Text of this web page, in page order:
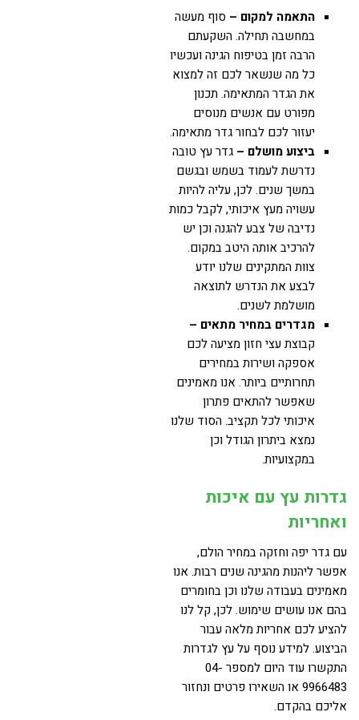
התאמה למקום – סוף מעשה
במחשבה תחילה. השקעתם
הרבה זמן בטיפוח הגינה ועכשיו
כל מה שנשאר לכם זה למצוא
את הגדר המתאימה. תכנון
מפורט עם אנשים מנוסים
יעזור לכם לבחור גדר מתאימה.
ביצוע מושלם – גדר עץ טובה
נדרשת לעמוד בשמש ובגשם
במשך שנים. לכן, עליה להיות
עשויה מעץ איכותי, לקבל כמות
נדיבה של צבע להגנה וכן יש
להרכיב אותה היטב במקום.
צוות המתקינים שלנו יודע
לבצע את הנדרש לתוצאה
מושלמת לשנים.
מגדרים במחיר מתאים –
קבוצת עצי חזון מציעה לכם
אספקה ושירות במחירים
תחרותיים ביותר. אנו מאמינים
שאפשר להתאים פתרון
איכותי לכל תקציב. הסוד שלנו
נמצא ביתרון הגודל וכן
במקצועיות.
גדרות עץ עם איכות
ואחריות
עם גדר יפה וחזקה במחיר הולם,
אפשר ליהנות מהגינה שנים רבות. אנו
מאמינים בעבודה שלנו וכן בחומרים
בהם אנו עושים שימוש. לכן, קל לנו
להציע לכם אחריות מלאה עבור
הביצוע. למידע נוסף על עץ לגדרות
התקשרו עוד היום למספר 04-
9966483 או השאירו פרטים ונחזור
אליכם בהקדם.